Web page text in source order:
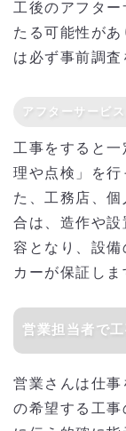
工後のアフタ
たる可能性が
は必ず事前調査
アフターサービ
工事をすると
理や点検」を行
た、工務店、
合は、造作や設
容となり、設備
カーが保証しま
営業担当者で
営業さんは仕事
の希望する工